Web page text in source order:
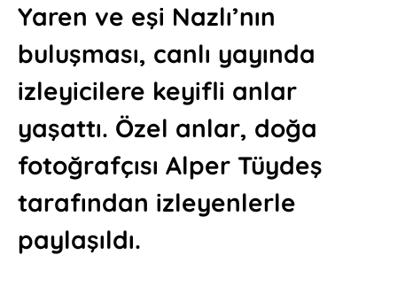
Yaren ve eşi Nazlı’nın
buluşması, canlı yayında
izleyicilere keyifli anlar
yaşattı. Özel anlar, doğa
fotoğrafçısı Alper Tüydeş
tarafından izleyenlerle
paylaşıldı.